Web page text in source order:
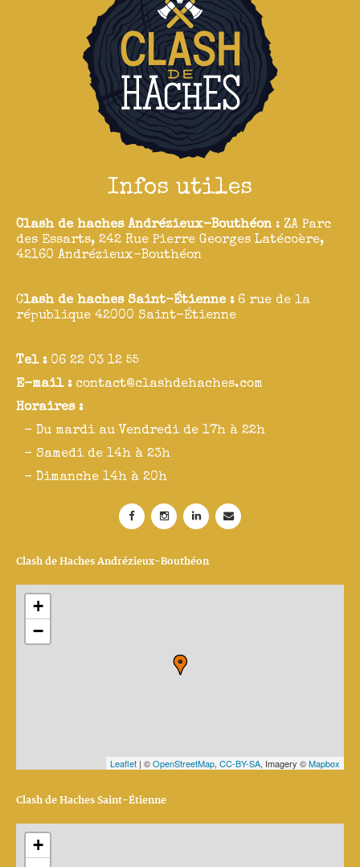
Infos utiles
Clash de haches Andrézieux-Bouthéon : ZA Parc
des Essarts, 242 Rue Pierre Georges Latécoère,
42160 Andrézieux-Bouthéon
Clash de haches Saint-Étienne : 6 rue de la
république 42000 Saint-Étienne
Tel : 06 22 03 12 55
E-mail : contact@clashdehaches.com
Horaires :
- Du mardi au Vendredi de 17h à 22h
- Samedi de 14h à 23h
- Dimanche 14h à 20h
Clash de Haches Andrézieux-Bouthéon
+
−
Leaflet | ©OpenStreetMap, CC-BY-SA, Imagery ©Mapbox
Clash de Haches Saint-Étienne
+